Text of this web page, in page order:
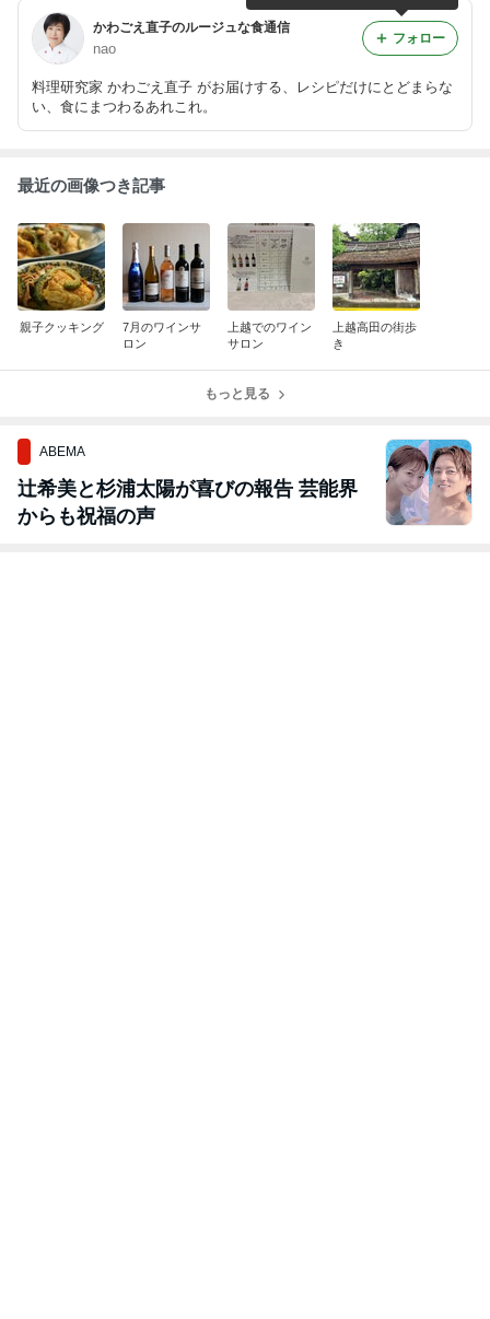
かわごえ直子のルージュな食通信
nao
料理研究家 かわごえ直子 がお届けする、レシピだけにとどまらな
い、食にまつわるあれこれ。
フォロー
最近の画像つき記事
親子クッキング
7月のワインサ
ロン
上越でのワイン
サロン
上越高田の街歩
き
もっと見る
ABEMA
辻希美と杉浦太陽が喜びの報告 芸能界
からも祝福の声